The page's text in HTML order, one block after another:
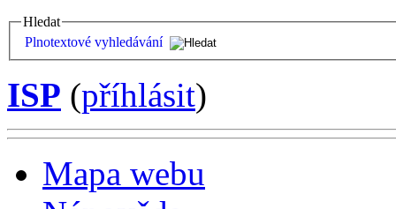
Hledat
Plnotextové vyhledávání
ISP (příhlásit)
Mapa webu